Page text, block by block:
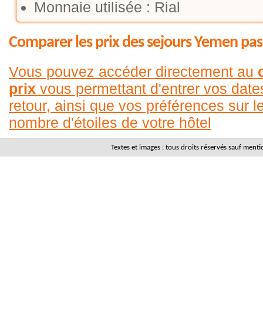
Monnaie utilisée : Rial
Comparer les prix des sejours Yemen
Vous pouvez accéder directement au
prix vous permettant d'entrer vos
retour, ainsi que vos préférences sur
nombre d'étoiles de votre hôtel
Textes et images : tous droits réservés sauf